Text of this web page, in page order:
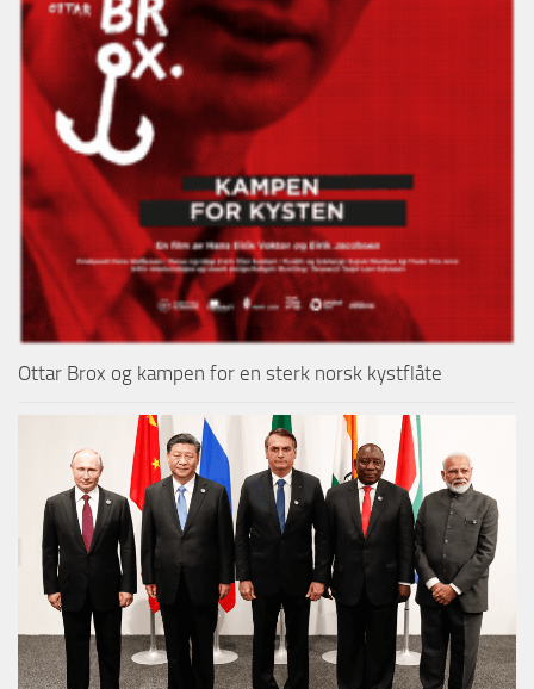
Ottar Brox og kampen for en sterk norsk kystflåte